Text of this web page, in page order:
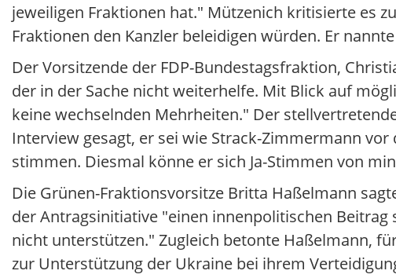
jeweiligen Fraktionen hat." Mützenich kritisierte es
Fraktionen den Kanzler beleidigen würden. Er
Der Vorsitzende der FDP-Bundestagsfraktion,
der in der Sache nicht weiterhelfe. Mit Blick auf
keine wechselnden Mehrheiten." Der
Interview gesagt, er sei wie Strack-Zimmermann
stimmen. Diesmal könne er sich Ja-Stimmen von
Die Grünen-Fraktionsvorsitze Britta Haßelmann
der Antragsinitiative "einen innenpolitischen
nicht unterstützen." Zugleich betonte Haßelmann,
zur Unterstützung der Ukraine bei ihrem